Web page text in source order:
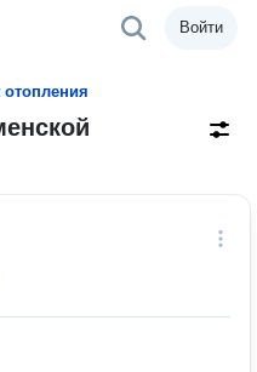
Войти